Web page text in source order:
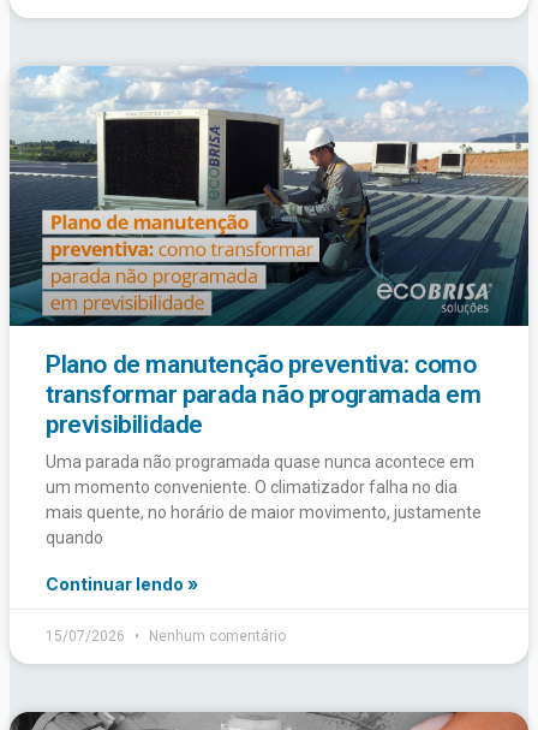
Plano de manutenção preventiva: como
transformar parada não programada em
previsibilidade
Uma parada não programada quase nunca acontece em
um momento conveniente. O climatizador falha no dia
mais quente, no horário de maior movimento, justamente
quando
Continuar lendo »
15/07/2026 Nenhum comentário